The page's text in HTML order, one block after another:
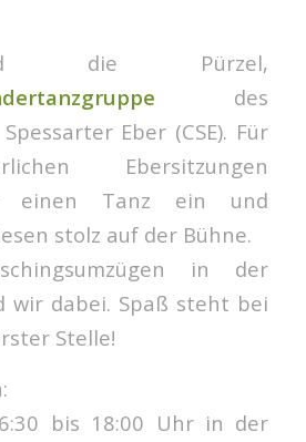
die Pürzel,
des
Eber (CSE). Für
Ebersitzungen
einen Tanz ein und
stolz auf der Bühne.
in der
wir dabei. Spaß steht bei
Stelle!
bis 18:00 Uhr in der